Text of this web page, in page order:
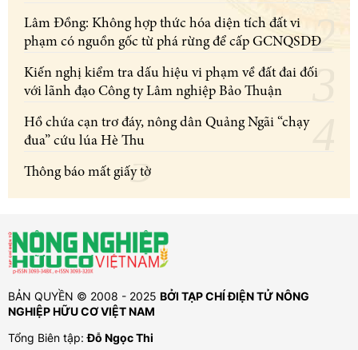
Lâm Đồng: Không hợp thức hóa diện tích đất vi
phạm có nguồn gốc từ phá rừng để cấp GCNQSDĐ
Kiến nghị kiểm tra dấu hiệu vi phạm về đất đai đối
với lãnh đạo Công ty Lâm nghiệp Bảo Thuận
Hồ chứa cạn trơ đáy, nông dân Quảng Ngãi “chạy
đua” cứu lúa Hè Thu
Thông báo mất giấy tờ
BẢN QUYỀN © 2008 - 2025 BỞI TẠP CHÍ ĐIỆN TỬ NÔNG
NGHIỆP HỮU CƠ VIỆT NAM
Tổng Biên tập:Đỗ Ngọc Thi